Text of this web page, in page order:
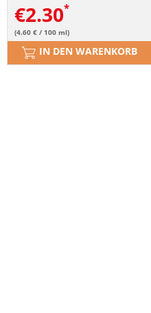
€2.30
(4.60 € / 100 ml)
IN DEN WARENKORB